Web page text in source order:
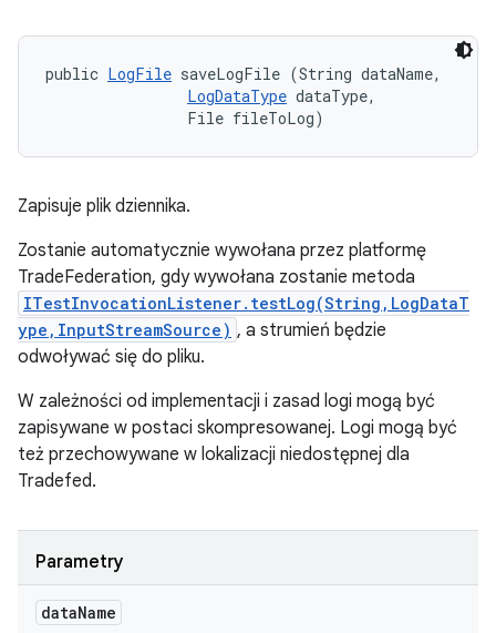
public LogFile saveLogFile (String dataName,
LogDataType dataType,
                File fileToLog)
Zapisuje plik dziennika.
Zostanie automatycznie wywołana przez platformę
TradeFederation, gdy wywołana zostanie metoda
ITestInvocationListener.testLog(String,LogDataT
ype,InputStreamSource) , a strumień będzie
odwoływać się do pliku.
W zależności od implementacji i zasad logi mogą być
zapisywane w postaci skompresowanej. Logi mogą być
też przechowywane w lokalizacji niedostępnej dla
Tradefed.
Parametry
dataName